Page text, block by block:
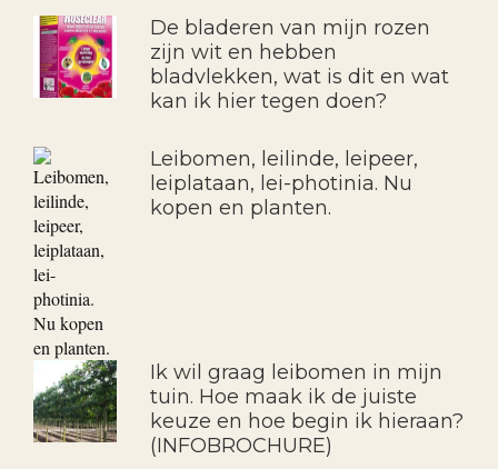
De bladeren van mijn rozen
zijn wit en hebben
bladvlekken, wat is dit en wat
kan ik hier tegen doen?
Leibomen, leilinde, leipeer,
leiplataan, lei-photinia. Nu
kopen en planten.
Ik wil graag leibomen in mijn
tuin. Hoe maak ik de juiste
keuze en hoe begin ik hieraan?
(INFOBROCHURE)